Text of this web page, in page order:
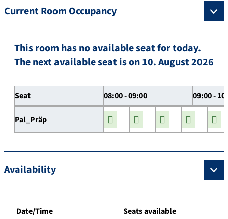
Current Room Occupancy
This room has no available seat for today.
The next available seat is on 10. August 2026
Seat 08:00 - 09:00 09:00 -
Pal_Präp
Availability
Date/Time Seats available